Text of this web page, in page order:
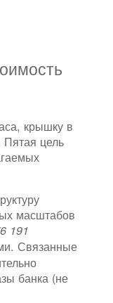
крышку в
цель
масштабов
191
Связанные
банка (не